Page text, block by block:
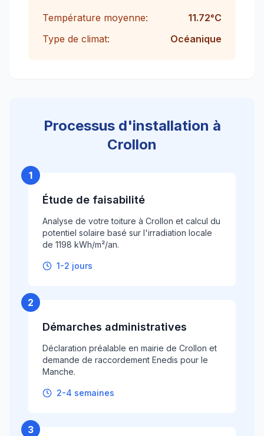
Température moyenne:
11.72°C
Type de climat:
Océanique
Processus d'installation à
Crollon
1
Étude de faisabilité
Analyse de votre toiture à Crollon et calcul du
potentiel solaire basé sur l'irradiation locale
de 1198 kWh/m²/an.
1-2 jours
2
Démarches administratives
Déclaration préalable en mairie de Crollon et
demande de raccordement Enedis pour le
Manche.
2-4 semaines
3